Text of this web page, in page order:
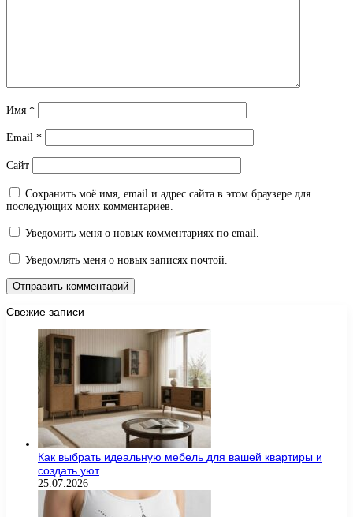
Имя *
Email *
Сайт
Сохранить моё имя, email и адрес сайта в этом браузере для
последующих моих комментариев.
Уведомить меня о новых комментариях по email.
Уведомлять меня о новых записях почтой.
Свежие записи
Как выбрать идеальную мебель для вашей квартиры и
создать уют
25.07.2026